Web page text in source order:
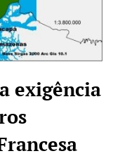
exigência